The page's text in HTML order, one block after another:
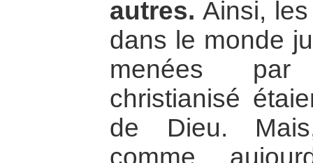
autres. Ainsi,
dans le monde
menées par
christianisé
de Dieu.
comme